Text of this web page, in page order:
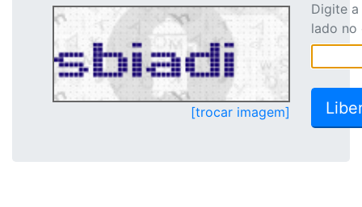
[trocar imagem]
Digite
lado no